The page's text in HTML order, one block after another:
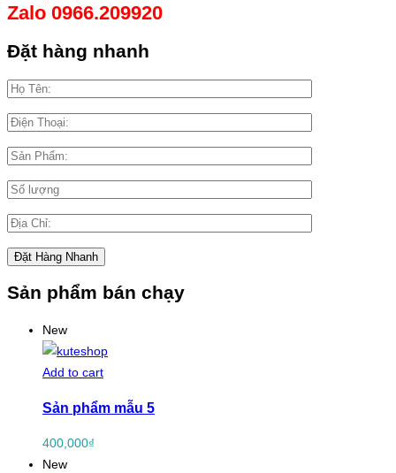
Zalo 0966.209920
Đặt hàng nhanh
Sản phẩm bán chạy
New
Add to cart
Sản phẩm mẫu 5
400,000₫
New